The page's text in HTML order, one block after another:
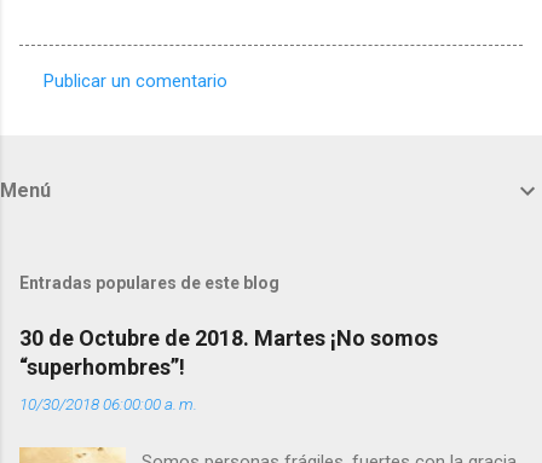
t
r
i
o
s
Publicar un comentario
Menú
Entradas populares de este blog
30 de Octubre de 2018. Martes ¡No somos
“superhombres”!
10/30/2018 06:00:00 a. m.